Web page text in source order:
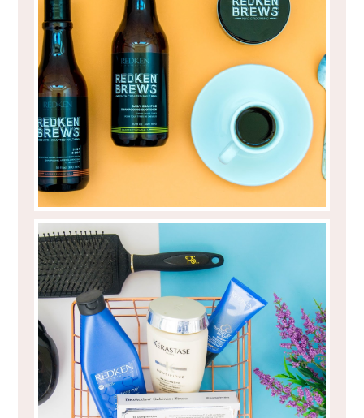
REDKEN BREWS - PARA ELES!
4 GESTOS QUE TE ESTÃO A CAUSAR
QUEBRA DE CABELO